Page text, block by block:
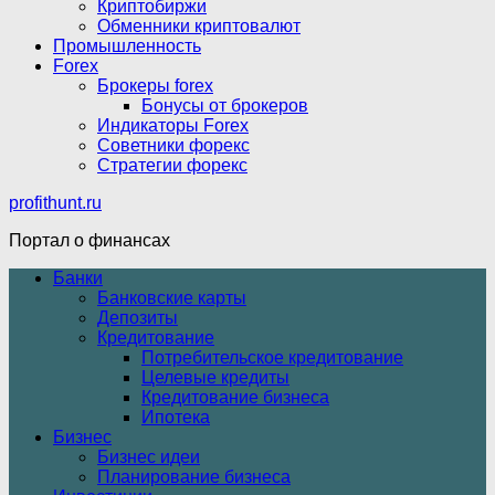
Криптобиржи
Обменники криптовалют
Промышленность
Forex
Брокеры forex
Бонусы от брокеров
Индикаторы Forex
Советники форекс
Стратегии форекс
profithunt.ru
Портал о финансах
Банки
Банковские карты
Депозиты
Кредитование
Потребительское кредитование
Целевые кредиты
Кредитование бизнеса
Ипотека
Бизнес
Бизнес идеи
Планирование бизнеса